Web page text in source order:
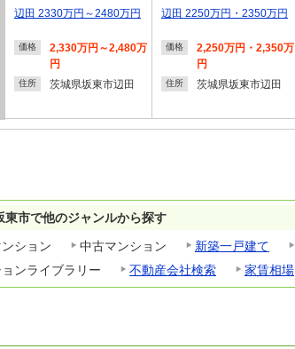
辺田 2330万円～2480万円
価格
2,330万円～2,480万
円
住所 茨城県坂東市辺田
辺田 2250万円・2350万円
価格
2,250万円・2,350万
円
住所 茨城県坂東市辺田
東市で他のジャンルから探す
ション
中古マンション 新築一戸建て
ンライブラリー
不動産会社検索 家賃相場